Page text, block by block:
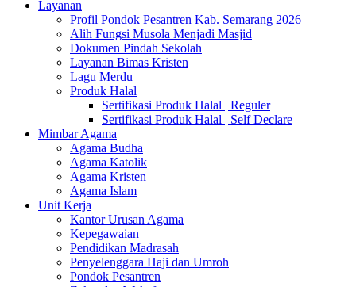
Layanan
Profil Pondok Pesantren Kab. Semarang 2026
Alih Fungsi Musola Menjadi Masjid
Dokumen Pindah Sekolah
Layanan Bimas Kristen
Lagu Merdu
Produk Halal
Sertifikasi Produk Halal | Reguler
Sertifikasi Produk Halal | Self Declare
Mimbar Agama
Agama Budha
Agama Katolik
Agama Kristen
Agama Islam
Unit Kerja
Kantor Urusan Agama
Kepegawaian
Pendidikan Madrasah
Penyelenggara Haji dan Umroh
Pondok Pesantren